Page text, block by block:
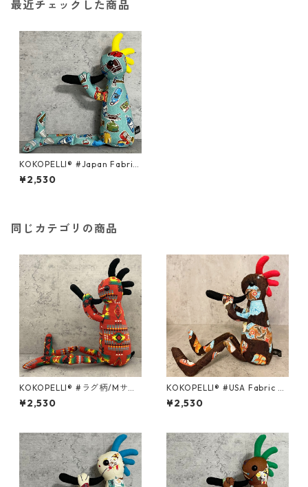
最近チェックした商品
KOKOPELLI® #Japan Fabric
series ＃067/Mサイズ
¥2,530
同じカテゴリの商品
KOKOPELLI® #ラグ柄/Mサイ
ズ
¥2,530
KOKOPELLI® #USA Fabric se
ries ＃133/Mサイズ
¥2,530